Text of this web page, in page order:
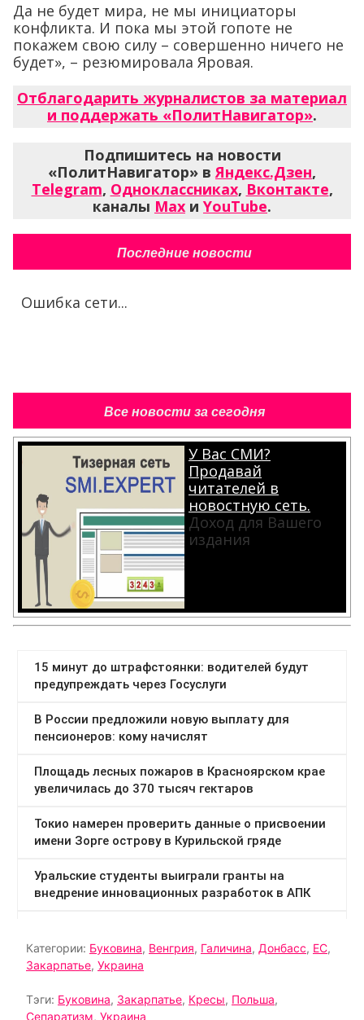
Да не будет мира, не мы инициаторы
конфликта. И пока мы этой гопоте не
покажем свою силу – совершенно ничего не
будет», – резюмировала Яровая.
Отблагодарить журналистов за материал
и поддержать «ПолитНавигатор».
Подпишитесь на новости
«ПолитНавигатор» вЯндекс.Дзен,
Telegram, Одноклассниках, Вконтакте,
каналы Max и YouTube.
Последние новости
Ошибка сети...
Все новости за сегодня
У Вас СМИ?
Продавай
читателей в
новостную сеть.
Доход для Вашего
издания
Категории: Буковина, Венгрия, Галичина, Донбасс, ЕС,
Закарпатье, Украина
Тэги: Буковина, Закарпатье, Кресы, Польша,
Сепаратизм, Украина